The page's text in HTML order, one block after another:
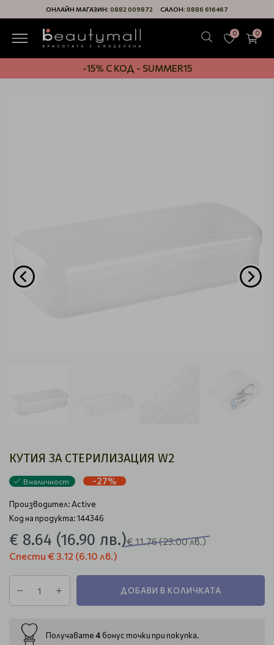
ОНЛАЙН МАГАЗИН: 0882 009872 САЛОН: 0886 616467
0 0
-15% С КОД - SUMMER15
КУТИЯ ЗА СТЕРИЛИЗАЦИЯ W2
В наличност -27%
Производител: Active
Код на продукта: 144346
€ 8.64 (16.90 лв.)€ 11.76(23.00 лв.)
Спести € 3.12 (6.10 лв.)
ДОБАВИ В КОЛИЧКАТА
Получавате4бонус точки при покупка.